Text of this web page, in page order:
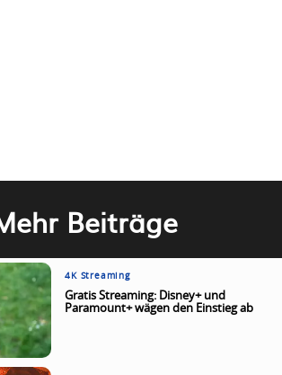
Beiträge
4K Streaming
Gratis Streaming: Disney+ und
Paramount+ wägen den Einstieg ab